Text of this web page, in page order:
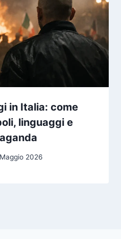
in Italia: come
linguaggi e
2026